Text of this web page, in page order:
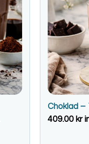
Choklad –
409.00 kr